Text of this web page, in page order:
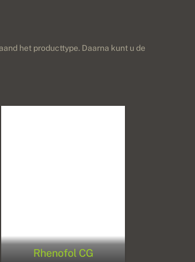
het producttype. Daarna kunt u de
Rhenofol CG